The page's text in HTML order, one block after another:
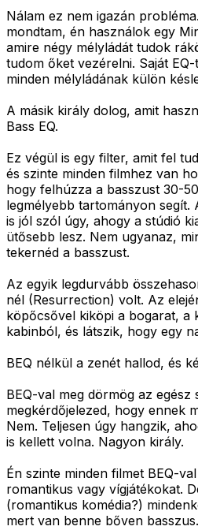
Nálam ez nem igazán
mondtam, én használok egy
amire négy mélyládát tudok
tudom őket vezérelni. Saját
minden mélyládának külön
A másik király dolog, amit
Bass EQ.
Ez végül is egy filter, amit fel
és szinte minden filmhez van
hogy felhúzza a basszust 30-
legmélyebb tartományon segít.
is jól szól úgy, ahogy a stúdió
ütősebb lesz. Nem ugyanaz,
tekernéd a basszust.
Az egyik legdurvább
nél (Resurrection) volt. Az
köpőcsővel kiköpi a bogarat, a
kabinból, és látszik, hogy egy
BEQ nélkül a zenét hallod, és
BEQ-val meg dörmög az
megkérdőjelezed, hogy ennek
Nem. Teljesen úgy hangzik,
is kellett volna. Nagyon király.
Én szinte minden filmet BEQ-
romantikus vagy vígjátékokat.
(romantikus komédia?)
mert van benne bőven basszus.